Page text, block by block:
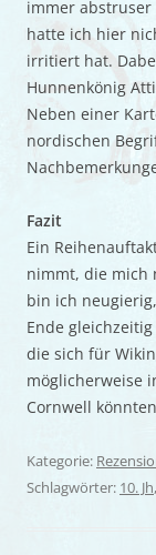
immer abstruser
hatte ich hier
irritiert hat.
Hunnenkönig
Neben einer
nordischen
Fazit
Ein
nimmt, die mich
bin ich
Ende
die sich für
möglicherweise
Cornwell
Kategorie:
Schlagwörter: 10. Jh,